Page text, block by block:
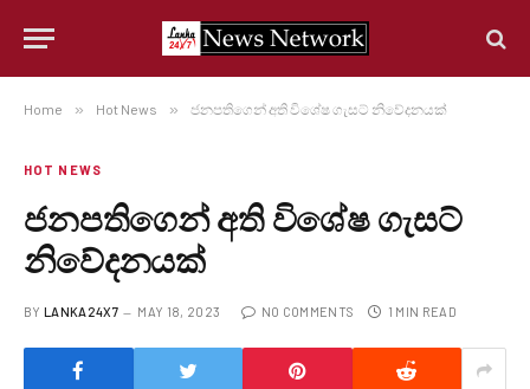
Home » Hot News » ජනපතිගෙන් අති විශේෂ ගැසට් නිවේදනයක්
HOT NEWS
ජනපතිගෙන් අති විශේෂ ගැසට්
නිවේදනයක්
BY LANKA24X7 MAY 18, 2023 NO COMMENTS 1 MIN READ